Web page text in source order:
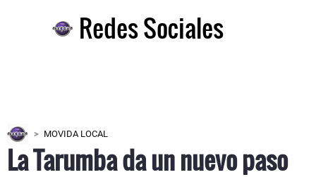
Redes Sociales
MOVIDA LOCAL
La Tarumba da un nuevo paso